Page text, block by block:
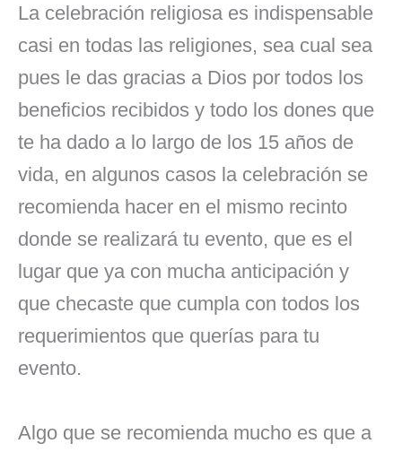
La celebración religiosa es indispensable
casi en todas las religiones, sea cual sea
pues le das gracias a Dios por todos los
beneficios recibidos y todo los dones que
te ha dado a lo largo de los 15 años de
vida, en algunos casos la celebración se
recomienda hacer en el mismo recinto
donde se realizará tu evento, que es el
lugar que ya con mucha anticipación y
que checaste que cumpla con todos los
requerimientos que querías para tu
evento.
Algo que se recomienda mucho es que a